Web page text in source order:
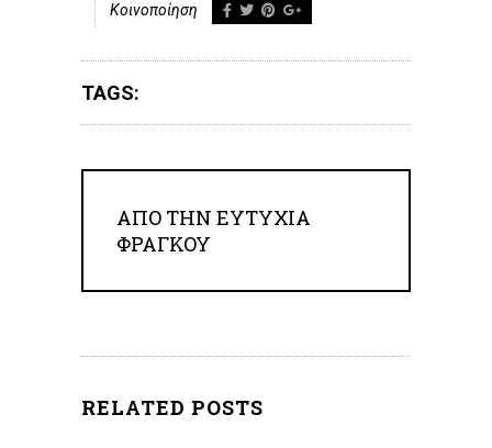
Κοινοποίηση
TAGS:
ΑΠΟ ΤΗΝ ΕΥΤΥΧΊΑ
ΦΡΆΓΚΟΥ
RELATED POSTS